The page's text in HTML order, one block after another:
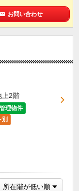
お問い合わせ
上2階
管理物件
別